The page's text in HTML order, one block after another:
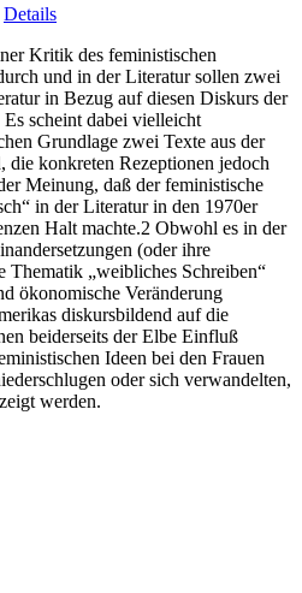
Details
Kritik des feministischen
und in der Literatur sollen zwei
in Bezug auf diesen Diskurs der
scheint dabei vielleicht
Grundlage zwei Texte aus der
konkreten Rezeptionen jedoch
Meinung, daß der feministische
in der Literatur in den 1970er
Halt machte.2 Obwohl es in der
(oder ihre
„weibliches Schreiben“
ökonomische Veränderung
diskursbildend auf die
beiderseits der Elbe Einfluß
Ideen bei den Frauen
oder sich verwandelten,
werden.